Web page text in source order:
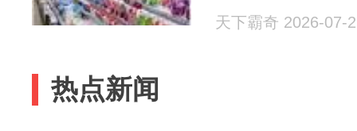
天下霸奇 2026-07-
热点新闻